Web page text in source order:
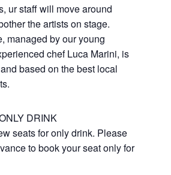
ur staff will move around
the artists on stage.
managed by our young
chef Luca Marini, is
based on the best local
DRINK
seats for only drink. Please
to book your seat only for